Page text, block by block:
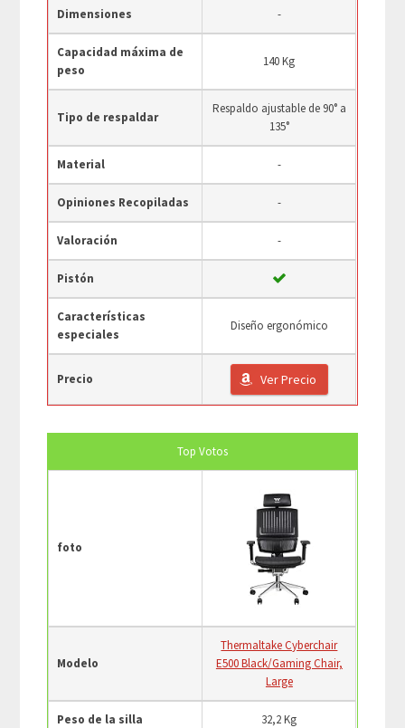
Dimensiones -
Capacidad máxima de
peso
140 Kg
Tipo de respaldar
Respaldo ajustable de 90° a
135°
Material -
Opiniones Recopiladas -
Valoración -
Pistón
Características
especiales
Diseño ergonómico
Precio Ver Precio
Top Votos
foto
Modelo
Thermaltake Cyberchair
E500 Black/Gaming Chair,
Large
Peso de la silla 32,2 Kg